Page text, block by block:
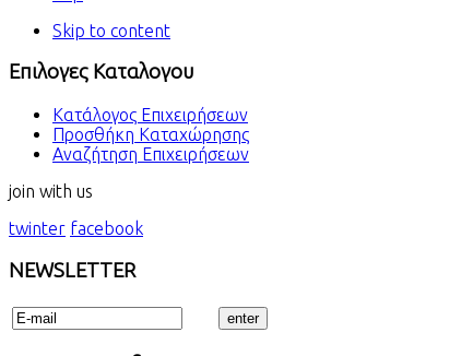
Skip to content
Επιλογες Καταλογου
Κατάλογος Επιχειρήσεων
Προσθήκη Καταχώρησης
Αναζήτηση Επιχειρήσεων
join with us
twinter facebook
NEWSLETTER